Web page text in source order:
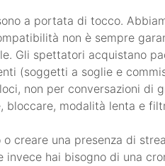
a portata di tocco.
non è sempre
Gli spettatori acquistano
(soggetti a soglie e
non per conversazioni di
modalità lenta e
creare una presenza di
hai bisogno di una